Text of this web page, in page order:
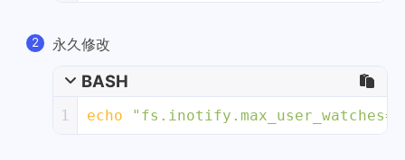
永久修改
BASH
1 echo